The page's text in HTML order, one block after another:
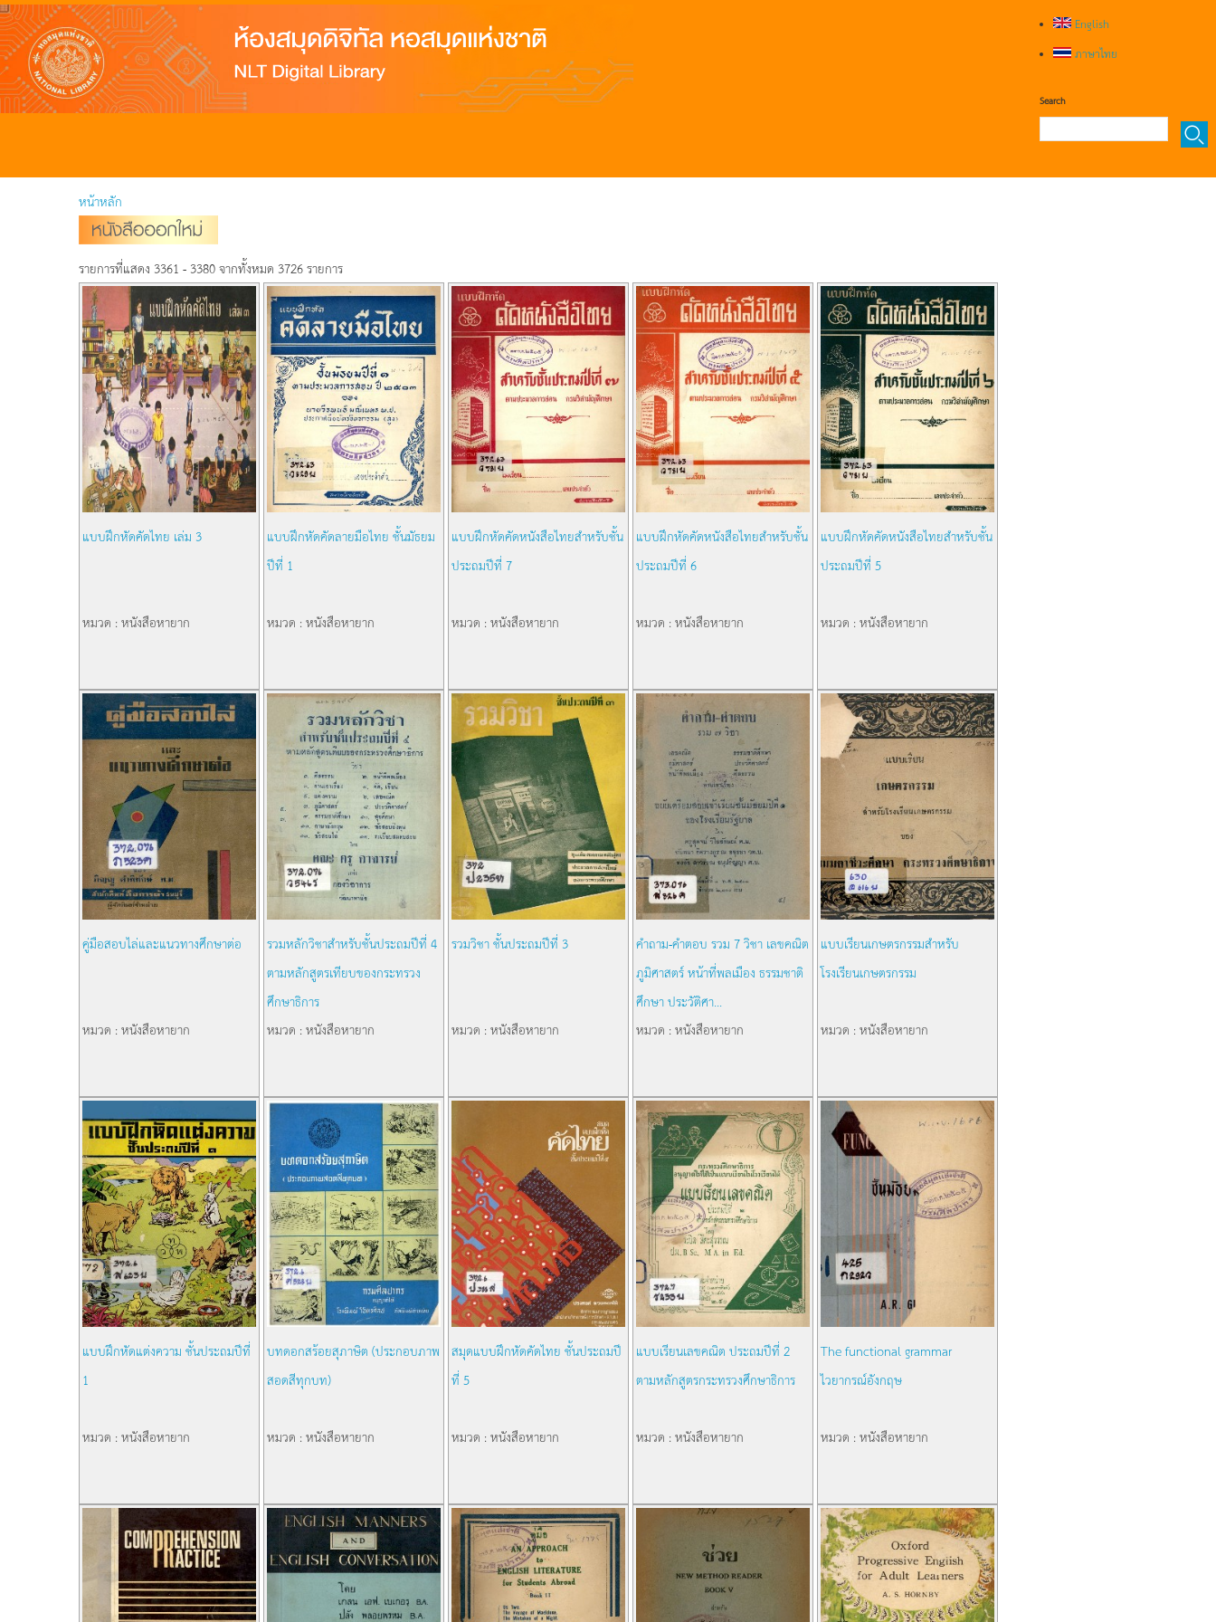
English
ภาษาไทย
Search
หน้าหลัก
รายการที่แสดง 3361 - 3380 จากทั้งหมด 3726 รายการ
แบบฝึกหัดคัดไทย เล่ม 3
หมวด : หนังสือหายาก
แบบฝึกหัดคัดลายมือไทย ชั้นมัธยม
ปีที่ 1
หมวด : หนังสือหายาก
แบบฝึกหัดคัดหนังสือไทยสำหรับชั้น
ประถมปีที่ 7
หมวด : หนังสือหายาก
แบบฝึกหัดคัดหนังสือไทยสำหรับชั้น
ประถมปีที่ 6
หมวด : หนังสือหายาก
แบบฝึกหัดคัดหนังสือไทยสำหรับชั้น
ประถมปีที่ 5
หมวด : หนังสือหายาก
คู่มือสอบไล่และแนวทางศึกษาต่อ
หมวด : หนังสือหายาก
รวมหลักวิชาสำหรับชั้นประถมปีที่ 4
ตามหลักสูตรเทียบของกระทรวง
ศึกษาธิการ
หมวด : หนังสือหายาก
รวมวิชา ชั้นประถมปีที่ 3
หมวด : หนังสือหายาก
คำถาม-คำตอบ รวม 7 วิชา เลขคณิต
ภูมิศาสตร์ หน้าที่พลเมือง ธรรมชาติ
ศึกษา ประวัติศา...
หมวด : หนังสือหายาก
แบบเรียนเกษตรกรรมสำหรับ
โรงเรียนเกษตรกรรม
หมวด : หนังสือหายาก
แบบฝึกหัดแต่งความ ชั้นประถมปีที่
1
หมวด : หนังสือหายาก
บทดอกสร้อยสุภาษิต (ประกอบภาพ
สอดสีทุกบท)
หมวด : หนังสือหายาก
สมุดแบบฝึกหัดคัดไทย ชั้นประถมปี
ที่ 5
หมวด : หนังสือหายาก
แบบเรียนเลขคณิต ประถมปีที่ 2
ตามหลักสูตรกระทรวงศึกษาธิการ
หมวด : หนังสือหายาก
The functional grammar
ไวยากรณ์อังกฤษ
หมวด : หนังสือหายาก